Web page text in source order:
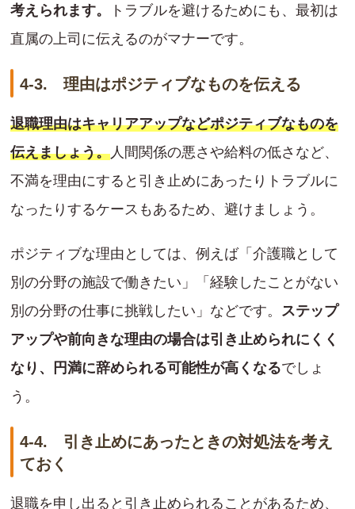
考えられます。
トラブルを避けるためにも、最初は
直属の上司に伝えるのがマナーです。
4-3. 理由はポジティブなものを伝える
退職理由はキャリアアップなどポジティブなものを
伝えましょう。 人間関係の悪さや給料の低さなど、
不満を理由にすると引き止めにあったりトラブルに
なったりするケースもあるため、避けましょう。
ポジティブな理由としては、例えば「介護職として
別の分野の施設で働きたい」「経験したことがない
別の分野の仕事に挑戦したい」などです。 ステップ
アップや前向きな理由の場合は引き止められにくく
なり、円満に辞められる可能性が高くなるでしょ
う。
4-4. 引き止めにあったときの対処法を考え
ておく
退職を申し出ると引き止められることがあるため、